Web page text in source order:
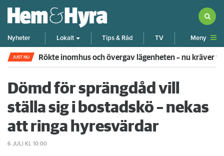
Nyheter Lokalt Tips & Råd TV Meny
JUST NU Rökte inomhus och övergav lägenheten – nu kräver
Dömd för sprängdåd vill
ställa sig i bostadskö – nekas
att ringa hyresvärdar
6 JULI KL 10:00